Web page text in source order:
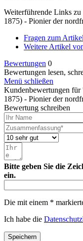
Weiterführende Links
1875) - Pionier der
Fragen zum
Weitere Artikel
Bewertungen 0
Bewertungen lesen,
Menü schließen
Kundenbewertungen
1875) - Pionier der
Bewertung schreiben
Bitte geben Sie die
ein.
Die mit einem *
Ich habe die
Speichern